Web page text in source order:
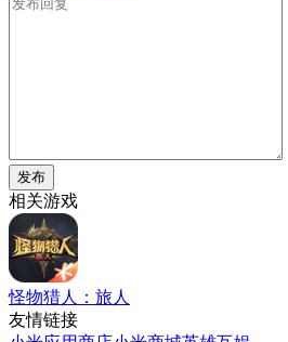
发布
相关游戏
怪物猎人：旅人
友情链接